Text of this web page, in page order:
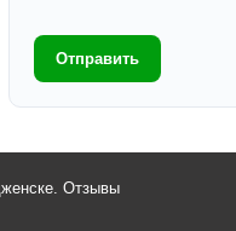
Отправить
Отзывы